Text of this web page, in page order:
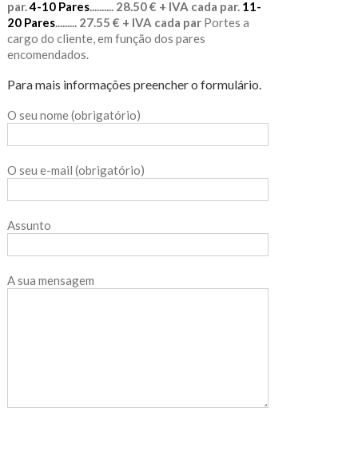
par. 4-10 Pares.......... 28.50 € + IVA cada par. 11-
20 Pares......... 27.55 € + IVA cada parPortes a
cargo do cliente, em função dos pares
encomendados.
Para mais informações preencher o formulário.
O seu nome (obrigatório)
O seu e-mail (obrigatório)
Assunto
A sua mensagem